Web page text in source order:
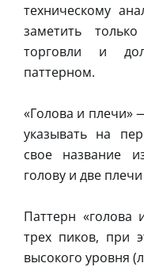
техническому
заметить
торговли и
паттерном.
«Голова и плечи»
указывать на
свое название
голову и две
Паттерн «голова
трех пиков, при
высокого уровня